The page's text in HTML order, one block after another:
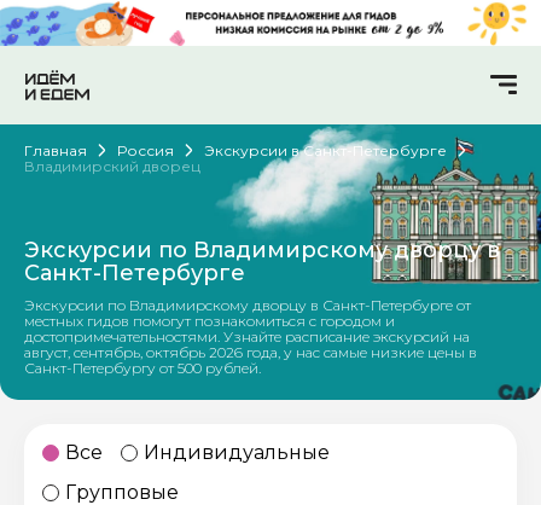
Главная Россия
Экскурсии в Санкт-Петербурге
Владимирский дворец
Экскурсии по Владимирскому дворцу в
Санкт-Петербурге
Экскурсии по Владимирскому дворцу в Санкт-Петербурге от
местных гидов помогут познакомиться с городом и
достопримечательностями. Узнайте расписание экскурсий на
август, сентябрь, октябрь 2026 года, у нас самые низкие цены в
Санкт-Петербургу от 500 рублей.
Все
Индивидуальные
Групповые